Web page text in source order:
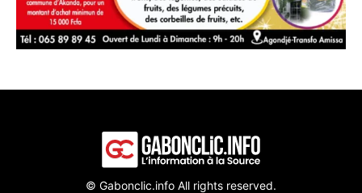
© Gabonclic.info All rights reserved.